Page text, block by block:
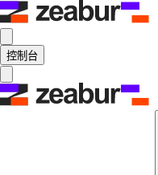
控制台